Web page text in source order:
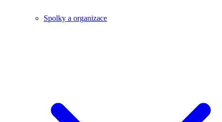
Spolky a organizace